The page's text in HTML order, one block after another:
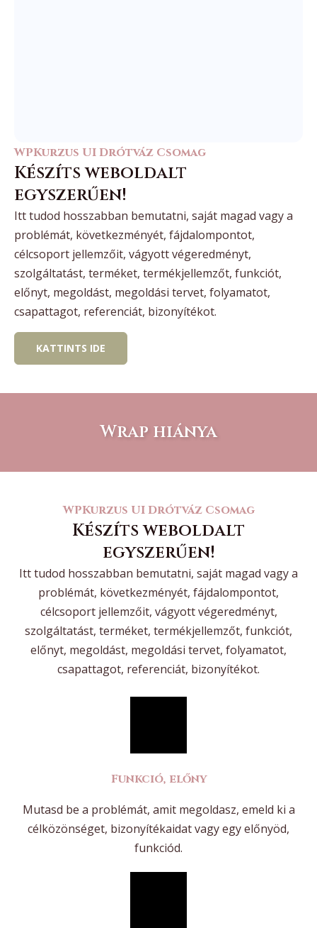
WPKurzus UI Drótváz Csomag
Készíts weboldalt
egyszerűen!
Itt tudod hosszabban bemutatni, saját magad vagy a
problémát, következményét, fájdalompontot,
célcsoport jellemzőit, vágyott végeredményt,
szolgáltatást, terméket, termékjellemzőt, funkciót,
előnyt, megoldást, megoldási tervet, folyamatot,
csapattagot, referenciát, bizonyítékot.
KATTINTS IDE
Wrap hiánya
WPKurzus UI Drótváz Csomag
Készíts weboldalt
egyszerűen!
Itt tudod hosszabban bemutatni, saját magad vagy a
problémát, következményét, fájdalompontot,
célcsoport jellemzőit, vágyott végeredményt,
szolgáltatást, terméket, termékjellemzőt, funkciót,
előnyt, megoldást, megoldási tervet, folyamatot,
csapattagot, referenciát, bizonyítékot.
Funkció, előny
Mutasd be a problémát, amit megoldasz, emeld ki a
célközönséget, bizonyítékaidat vagy egy előnyöd,
funkciód.